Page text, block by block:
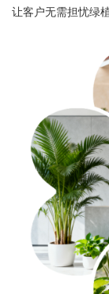
让客户无需担忧绿